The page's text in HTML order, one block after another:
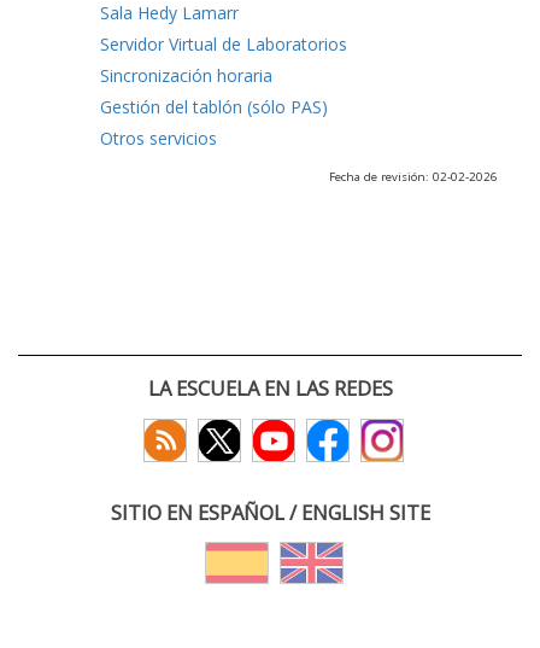
Sala Hedy Lamarr
Servidor Virtual de Laboratorios
Sincronización horaria
Gestión del tablón (sólo PAS)
Otros servicios
Fecha de revisión: 02-02-2026
LA ESCUELA EN LAS REDES
SITIO EN ESPAÑOL / ENGLISH SITE